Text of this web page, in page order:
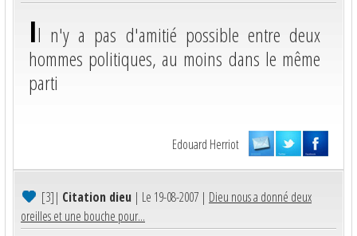
Il n'y a pas d'amitié possible entre deux
hommes politiques, au moins dans le même
parti
Edouard Herriot
[3]| Citation dieu | Le 19-08-2007 | Dieu nous a donné deux
oreilles et une bouche pour...